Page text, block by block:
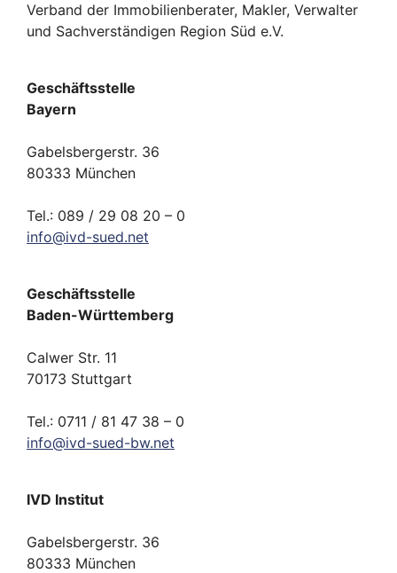
Verband der Immobilienberater, Makler, Verwalter
und Sachverständigen Region Süd e.V.
Geschäftsstelle
Bayern
Gabelsbergerstr. 36
80333 München
Tel.: 089 / 29 08 20 – 0
info@ivd-sued.net
Geschäftsstelle
Baden-Württemberg
Calwer Str. 11
70173 Stuttgart
Tel.: 0711 / 81 47 38 – 0
info@ivd-sued-bw.net
IVD Institut
Gabelsbergerstr. 36
80333 München